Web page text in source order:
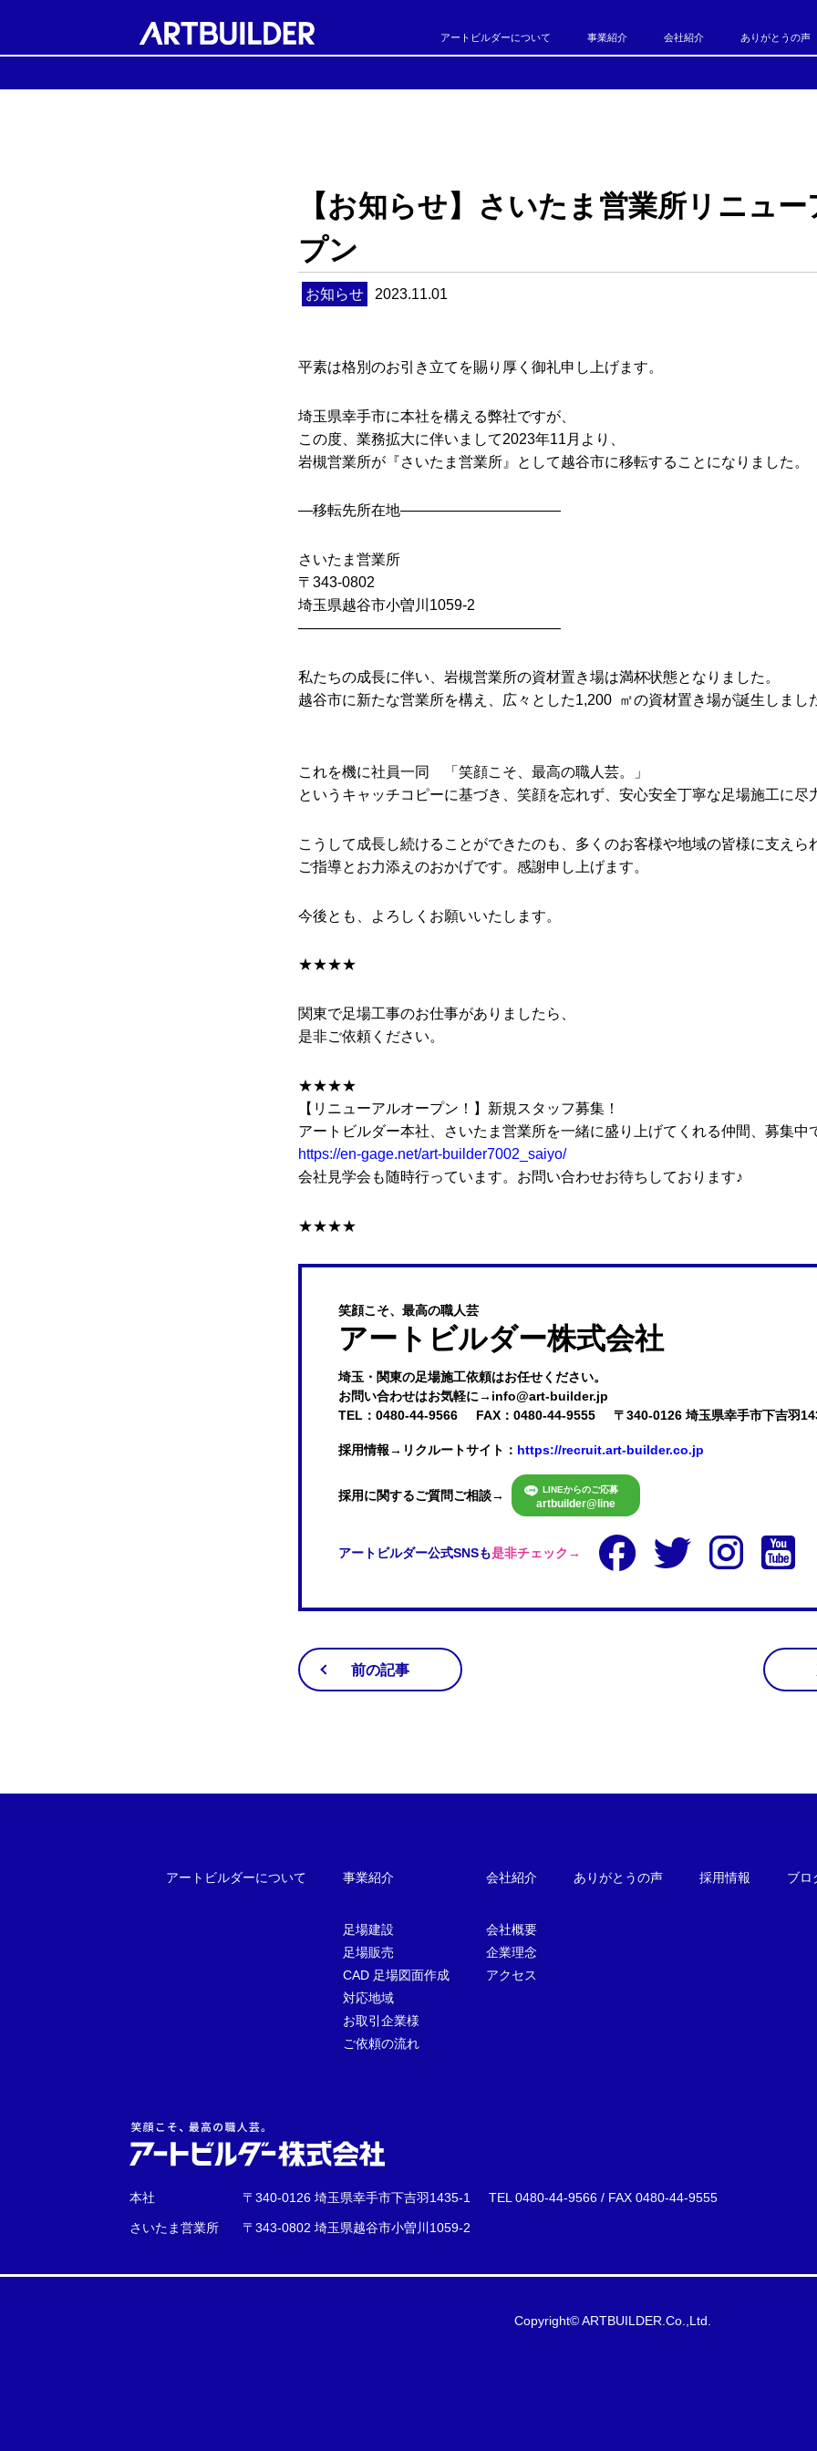
アートビルダーについて 事業紹介 会社紹介 ありがとうの声
【お知らせ】さいたま営業所リニュ
プン
お知らせ 2023.11.01
平素は格別のお引き立てを賜り厚く御礼申し上げます。
埼玉県幸手市に本社を構える弊社ですが、
この度、業務拡大に伴いまして2023年11月より、
岩槻営業所が『さいたま営業所』として越谷市に移転することになりました。
—移転先所在地———————————
さいたま営業所
〒343-0802
埼玉県越谷市小曽川1059-2
——————————————————
私たちの成⻑に伴い、岩槻営業所の資材置き場は満杯状態となりました。
越谷市に新たな営業所を構え、広々とした1,200 ㎡の資材置き場が誕生しまし
これを機に社員一同 「笑顔こそ、最高の職人芸。」
というキャッチコピーに基づき、笑顔を忘れず、安心安全丁寧な足場施工に尽
こうして成長し続けることができたのも、多くのお客様や地域の皆様に支えら
ご指導とお力添えのおかげです。感謝申し上げます。
今後とも、よろしくお願いいたします。
★★★★
関東で足場工事のお仕事がありましたら、
是非ご依頼ください。
★★★★
【リニューアルオープン！】新規スタッフ募集！
アートビルダー本社、さいたま営業所を一緒に盛り上げてくれる仲間、募集中
https://en-gage.net/art-builder7002_saiyo/
会社見学会も随時行っています。お問い合わせお待ちしております♪
★★★★
笑顔こそ、最高の職人芸
アートビルダー株式会社
埼玉・関東の足場施工依頼はお任せください。
お問い合わせはお気軽に→info@art-builder.jp
TEL：0480-44-9566
FAX：0480-44-9555 〒340-0126 埼玉県幸手市下吉羽
採用情報→リクルートサイト： https://recruit.art-builder.co.jp
採用に関するご質問ご相談→ LINEからのご応募
artbuilder@line
アートビルダー公式SNSも是非チェック→
前の記事
アートビルダーについて 事業紹介
足場建設
足場販売
CAD 足場図面作成
対応地域
お取引企業様
ご依頼の流れ
会社紹介
会社概要
企業理念
アクセス
ありがとうの声 採用情報 ブロ
本社 〒340-0126 埼玉県幸手市下吉羽1435-1 TEL 0480-44-9566 / FAX 0480-44-9555
さいたま営業所 〒343-0802 埼玉県越谷市小曽川1059-2
Copyright© ARTBUILDER.Co.,Ltd.